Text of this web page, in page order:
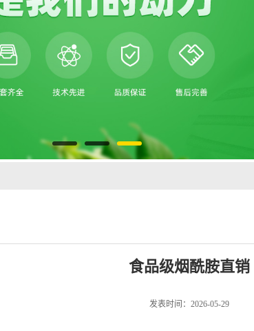
食品级烟酰胺直销
发表时间：2026-05-29